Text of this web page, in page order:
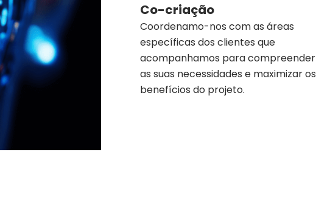
Co-criação
Coordenamo-nos com as áreas
específicas dos clientes que
acompanhamos para compreender
as suas necessidades e maximizar os
benefícios do projeto.